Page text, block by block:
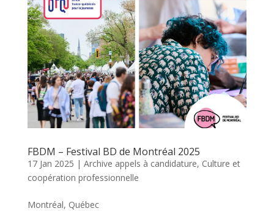
FBDM – Festival BD de Montréal 2025
17 Jan 2025 | Archive appels à candidature, Culture et
coopération professionnelle
Montréal, Québec